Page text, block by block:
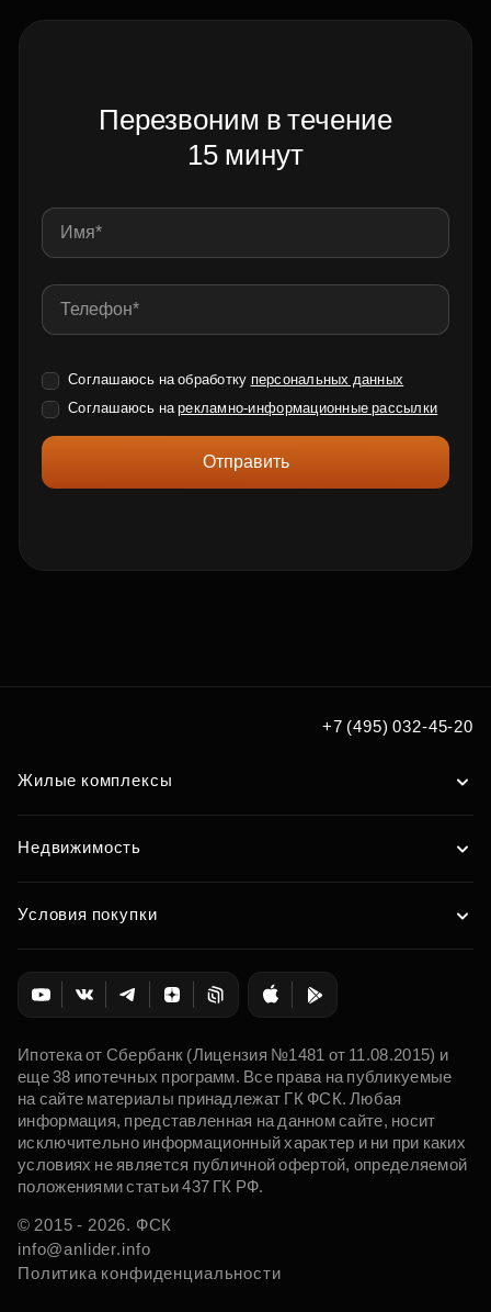
Перезвоним в течение
15 минут
Соглашаюсь на обработку персональных данных
Соглашаюсь нарекламно-информационные рассылки
Отправить
+7 (495) 032-45-20
Жилые комплексы
Недвижимость
Условия покупки
Ипотека от Сбербанк (Лицензия №1481 от 11.08.2015) и
еще 38 ипотечных программ. Все права на публикуемые
на сайте материалы принадлежат ГК ФСК. Любая
информация, представленная на данном сайте, носит
исключительно информационный характер и ни при каких
условиях не является публичной офертой, определяемой
положениями статьи 437 ГК РФ.
© 2015 - 2026. ФСК
info@anlider.info
Политика конфиденциальности